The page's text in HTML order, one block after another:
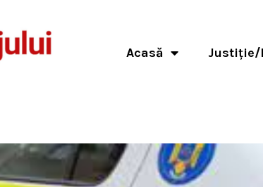
Acasă Justiție/